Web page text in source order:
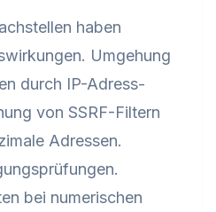
haben
Umgehung
durch IP-Adress-
von SSRF-Filtern
Adressen.
bei numerischen